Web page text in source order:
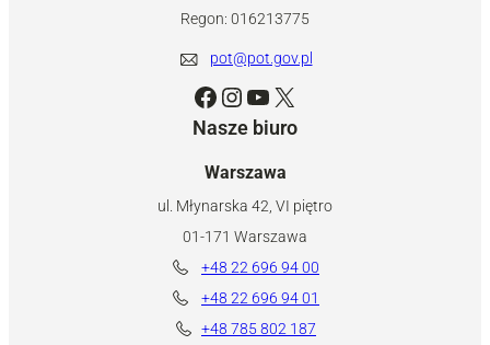
Regon: 016213775
pot@pot.gov.pl
Facebook Instagram YouTube X
Nasze biuro
Warszawa
ul. Młynarska 42, VI piętro
01-171 Warszawa
+48 22 696 94 00
+48 22 696 94 01
+48 785 802 187